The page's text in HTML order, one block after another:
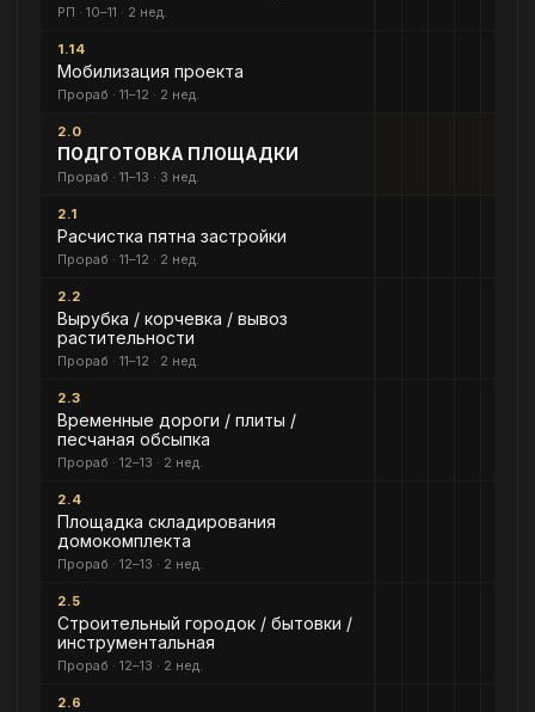
РП · 10–11 · 2 нед.
1.14
Мобилизация проекта
Прораб · 11–12 · 2 нед.
2.0
ПОДГОТОВКА ПЛОЩАДКИ
Прораб · 11–13 · 3 нед.
2.1
Расчистка пятна застройки
Прораб · 11–12 · 2 нед.
2.2
Вырубка / корчевка / вывоз
растительности
Прораб · 11–12 · 2 нед.
2.3
Временные дороги / плиты /
песчаная обсыпка
Прораб · 12–13 · 2 нед.
2.4
Площадка складирования
домокомплекта
Прораб · 12–13 · 2 нед.
2.5
Строительный городок / бытовки /
инструментальная
Прораб · 12–13 · 2 нед.
2.6